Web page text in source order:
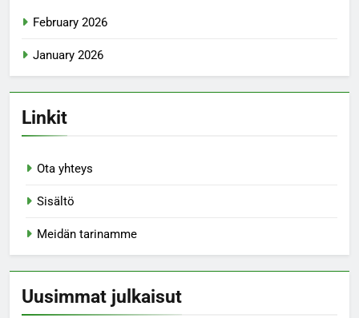
February 2026
January 2026
Linkit
Ota yhteys
Sisältö
Meidän tarinamme
Uusimmat julkaisut